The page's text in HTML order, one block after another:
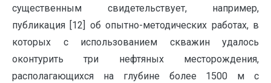
существенным свидетельствует, например,
публикация [12] об опытно-методических работах, в
которых с использованием скважин удалось
оконтурить три нефтяных месторождения,
располагающихся на глубине более 1500 м с